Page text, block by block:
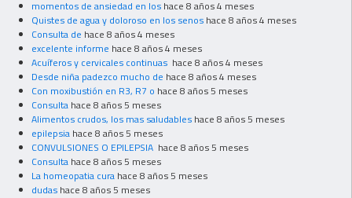
momentos de ansiedad en los hace 8 años 4 meses
Quistes de agua y doloroso en los senos hace 8 años 4 meses
Consulta de hace 8 años 4 meses
excelente informe hace 8 años 4 meses
Acuíferos y cervicales continuas hace 8 años 4 meses
Desde niña padezco mucho de hace 8 años 4 meses
Con moxibustión en R3, R7 o hace 8 años 5 meses
Consulta hace 8 años 5 meses
Alimentos crudos, los mas saludables hace 8 años 5 meses
epilepsia hace 8 años 5 meses
CONVULSIONES O EPILEPSIA hace 8 años 5 meses
Consulta hace 8 años 5 meses
La homeopatia cura hace 8 años 5 meses
dudas hace 8 años 5 meses